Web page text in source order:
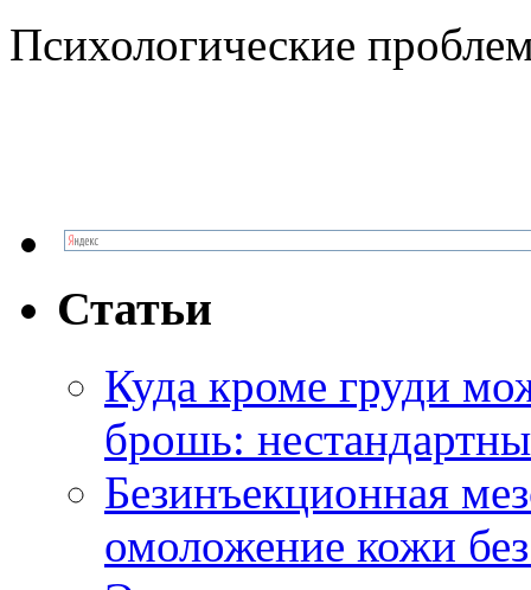
Психологические
Статьи
Куда кроме груди
брошь:
Безинъекционная
омоложение кожи